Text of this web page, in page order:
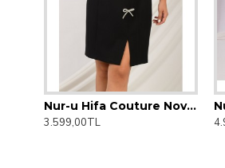
Nur-u Hifa Couture Novabella Elbise
3.599,00TL